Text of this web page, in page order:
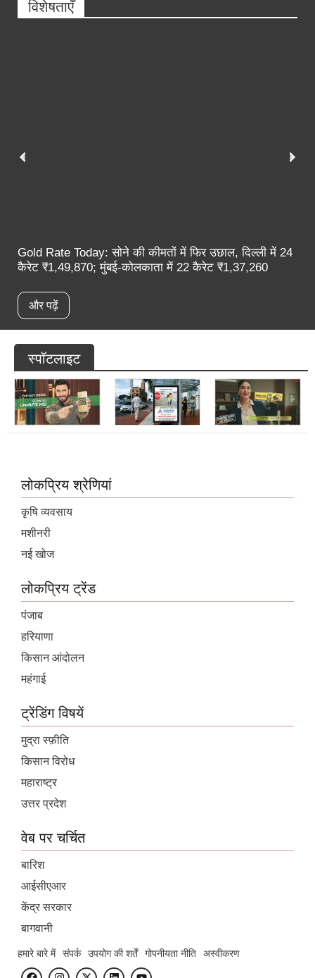
कैरेट ₹1,49,870; मुंबई-कोलकाता में 22 कैरेट ₹1,37,260
और पढ़ें
स्पॉटलाइट
कृषि व्यवसाय
मशीनरी
नई खोज
पंजाब
हरियाणा
किसान आंदोलन
महंगाई
मुद्रा स्फ़ीति
किसान विरोध
महाराष्ट्र
उत्तर प्रदेश
बारिश
आईसीएआर
केंद्र सरकार
बागवानी